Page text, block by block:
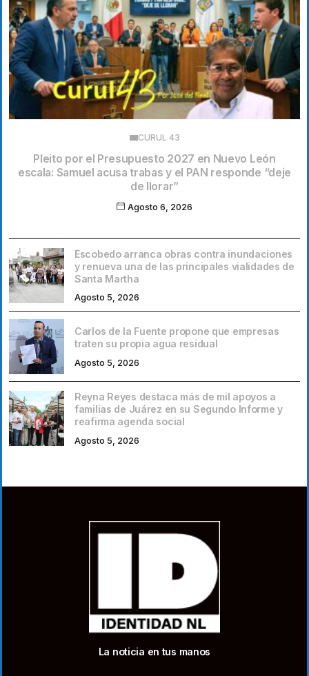
CURUL 43
Pleito por el Presupuesto 2027 en Nuevo León
escala: Samuel acusa trabas y el PAN responde “deje
de llorar”
Agosto 6, 2026
Escobedo arranca obras contra inundaciones
y renueva una de las principales vialidades de
Santa Martha
Agosto 5, 2026
Carlos de la Fuente propone que empresas
traten su propia agua residual
Agosto 5, 2026
Reyna Reyes destaca más de mil apoyos a
familias de Juárez en su Segundo Informe y
reafirma agenda social
Agosto 5, 2026
La noticia en tus manos